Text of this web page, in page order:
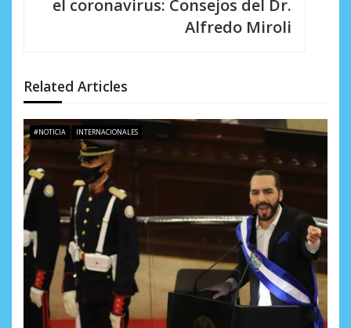
d
e
e
n
t
r
a
d
el coronavirus: Consejos del Dr.
Alfredo Miroli
Related Articles
#NOTICIA INTERNACIONALES